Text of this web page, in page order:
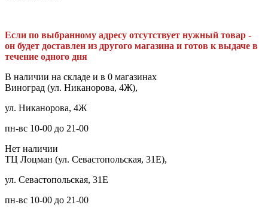
Если по выбранному адресу отсутствует нужный товар -
он будет доставлен из другого магазина и готов к выдаче в
течение одного дня
В наличии на складе и в 0 магазинах
Виноград (ул. Никанорова, 4Ж),
ул. Никанорова, 4Ж
пн-вс 10-00 до 21-00
Нет наличии
ТЦ Лоцман (ул. Севастопольская, 31Е),
ул. Севастопольская, 31Е
пн-вс 10-00 до 21-00